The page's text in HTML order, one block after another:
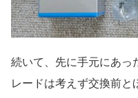
続いて、先に手元にあっ
レードは考えず交換前と